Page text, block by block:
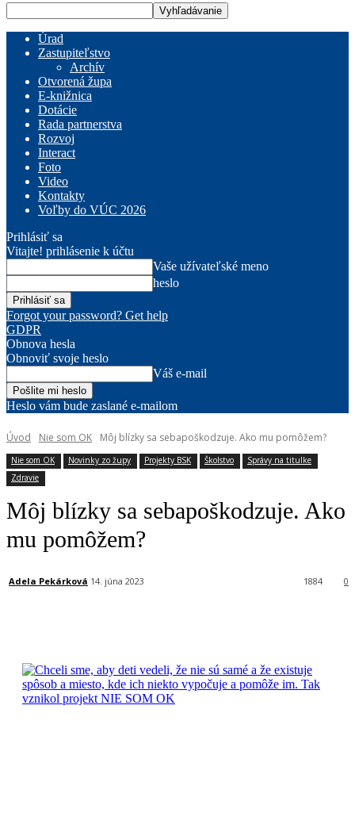
Úrad
Zastupiteľstvo
Archív
Otvorená župa
E-knižnica
Dotácie
Rada partnerstva
Rozvoj
Interact
Foto
Video
Kontakty
Voľby do VÚC 2026
Prihlásiť sa
Vitajte! prihlásenie k účtu
Vaše užívateľské meno
heslo
Forgot your password? Get help
GDPR
Obnova hesla
Obnoviť svoje heslo
Váš e-mail
Heslo vám bude zaslané e-mailom
Úvod Nie som OK Môj blízky sa sebapoškodzuje. Ako mu pomôžem?
Nie som OK Novinky zo župy Projekty BSK Školstvo
Správy na titulke
Zdravie
Môj blízky sa sebapoškodzuje. Ako
mu pomôžem?
Adela Pekárková 14. júna 2023 0
1884